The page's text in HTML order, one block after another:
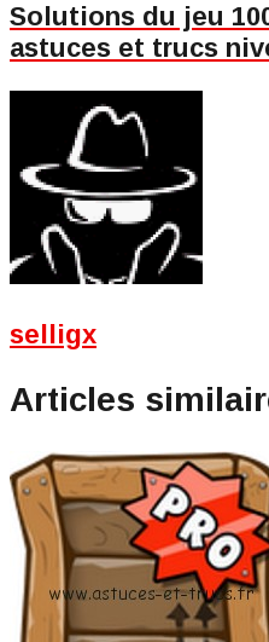
Solutions du jeu
astuces et trucs
selligx
Articles